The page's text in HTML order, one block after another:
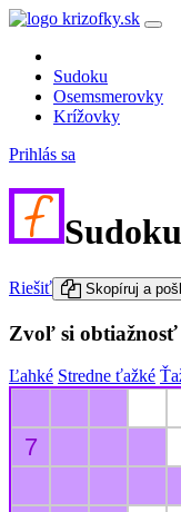
Sudoku
Osemsmerovky
Krížovky
Prihlás sa
Riešiť Skopíruj a
Zvoľ si
Ľahké Stredne ťažké